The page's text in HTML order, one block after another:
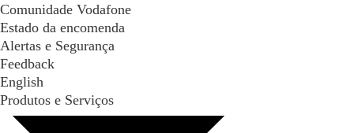
Comunidade Vodafone
Estado da encomenda
Alertas e Segurança
Feedback
English
Produtos e Serviços